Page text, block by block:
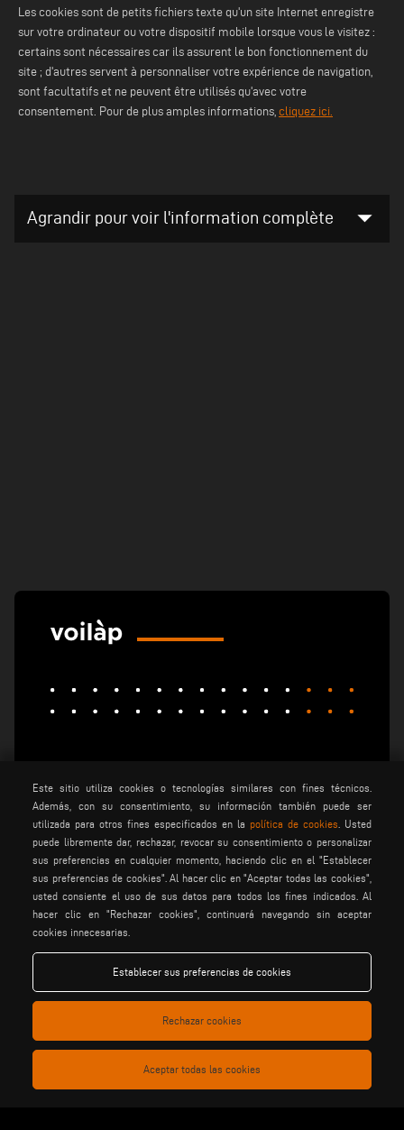
Les cookies sont de petits fichiers texte qu'un site Internet enregistre
sur votre ordinateur ou votre dispositif mobile lorsque vous le visitez :
certains sont nécessaires car ils assurent le bon fonctionnement du
site ; d'autres servent à personnaliser votre expérience de navigation,
sont facultatifs et ne peuvent être utilisés qu'avec votre
consentement. Pour de plus amples informations, cliquez ici.
Agrandir pour voir l'information complète arrow_drop_down
imecon
keraglass
mappi
motiqa
pladway
stuga
stürtz
tekna
voilàp
voilàpdigital
Español
be the change
venta
Este sitio utiliza cookies o tecnologías similares con fines técnicos.
Además, con su consentimiento, su información también puede ser
utilizada para otros fines especificados en la política de cookies . Usted
puede libremente dar, rechazar, revocar su consentimiento o personalizar
sus preferencias en cualquier momento, haciendo clic en el "Establecer
sus preferencias de cookies". Al hacer clic en "Aceptar todas las cookies",
usted consiente el uso de sus datos para todos los fines indicados. Al
hacer clic en "Rechazar cookies", continuará navegando sin aceptar
cookies innecesarias.
Establecer sus preferencias de cookies
Rechazar cookies
Aceptar todas las cookies